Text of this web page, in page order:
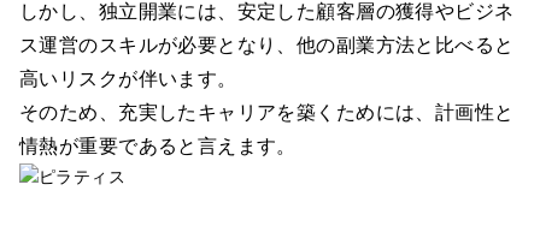
しかし、独立開業には、安定した顧客層の獲得やビジネ
ス運営のスキルが必要となり、他の副業方法と比べると
高いリスクが伴います。
そのため、充実したキャリアを築くためには、計画性と
情熱が重要であると言えます。